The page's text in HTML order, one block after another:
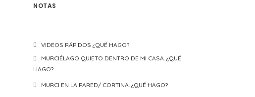
NOTAS
VIDEOS RÁPIDOS ¿QUÉ HAGO?
MURCIÉLAGO QUIETO DENTRO DE MI CASA. ¿QUÉ
HAGO?
MURCI EN LA PARED/ CORTINA. ¿QUÉ HAGO?